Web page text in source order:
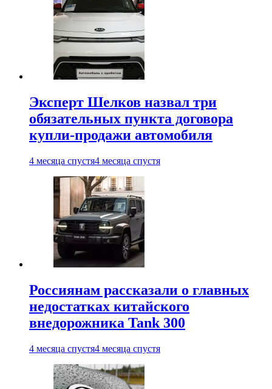
Эксперт Шелков назвал три
обязательных пункта договора
купли-продажи автомобиля
4 месяца спустя4 месяца спустя
Россиянам рассказали о главных
недостатках китайского
внедорожника Tank 300
4 месяца спустя4 месяца спустя